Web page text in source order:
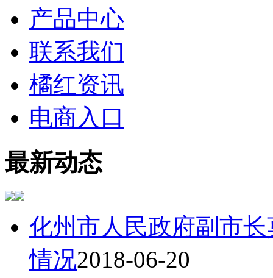
产品中心
联系我们
橘红资讯
电商入口
最新动态
化州市人民政府副市
情况2018-06-20